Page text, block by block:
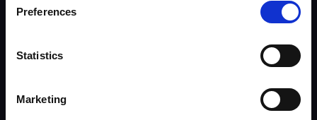
Preferences
Statistics
Marketing
প্রশিক্ষক
গুণগত মান নিশ্চিত করা
রোড সেফটি ট্রাস্ট